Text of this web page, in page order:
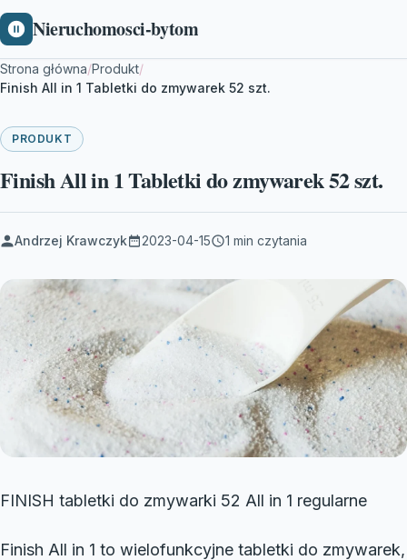
Nieruchomosci-bytom
Strona główna/Produkt/
Finish All in 1 Tabletki do zmywarek 52 szt.
PRODUKT
Finish All in 1 Tabletki do zmywarek 52 szt.
Andrzej Krawczyk 2023-04-15 1 min czytania
FINISH tabletki do zmywarki 52 All in 1 regularne
Finish All in 1 to wielofunkcyjne tabletki do zmywarek,